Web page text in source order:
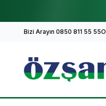
Bizi Arayın 0850 811 55 55